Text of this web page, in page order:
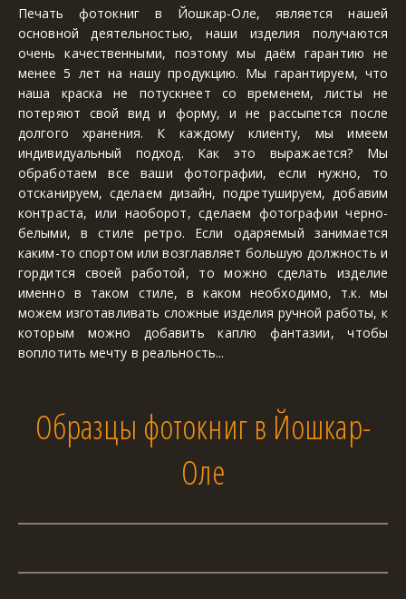
Печать фотокниг в Йошкар-Оле, является нашей
основной деятельностью, наши изделия получаются
очень качественными, поэтому мы даём гарантию не
менее 5 лет на нашу продукцию. Мы гарантируем, что
наша краска не потускнеет со временем, листы не
потеряют свой вид и форму, и не рассыпется после
долгого хранения. К каждому клиенту, мы имеем
индивидуальный подход. Как это выражается? Мы
обработаем все ваши фотографии, если нужно, то
отсканируем, сделаем дизайн, подретушируем, добавим
контраста, или наоборот, сделаем фотографии черно-
белыми, в стиле ретро. Если одаряемый занимается
каким-то спортом или возглавляет большую должность и
гордится своей работой, то можно сделать изделие
именно в таком стиле, в каком необходимо, т.к. мы
можем изготавливать сложные изделия ручной работы, к
которым можно добавить каплю фантазии, чтобы
воплотить мечту в реальность...
Образцы фотокниг в Йошкар-
Оле